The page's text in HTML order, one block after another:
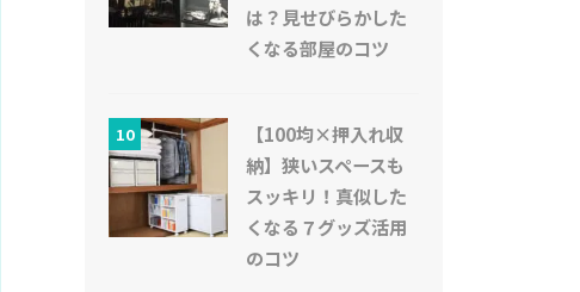
は？見せびらかした
くなる部屋のコツ
10
【100均×押入れ収
納】狭いスペースも
スッキリ！真似した
くなる７グッズ活用
のコツ